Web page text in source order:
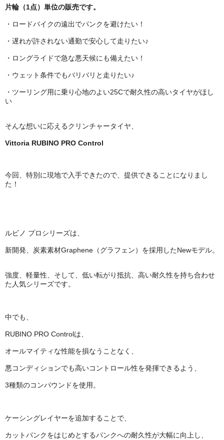
片輪（1点）単位の販売です。
・ロードバイクの遠出でパンクを避けたい！
・遅れが許されない通勤で安心して走りたい♪
・ロングライドで急な悪天候にも備えたい！
・ウェット条件でもバリバリと走りたい♪
・ツーリング用に乗り心地のよい25Cで耐久性の高いタイヤがほし
い
そんな想いに応えるクリンチャータイヤ、
Vittoria RUBINO PRO Control
今回、特別に現地で入手できたので、提供できることになりまし
た！
ルビノ プロシリーズは、
新開発、炭素素材Graphene（グラフェン）を採用したNewモデル。
強度、軽量性、そして、低い転がり抵抗、高い耐久性を持ち合わせ
た人気シリーズです。
中でも、
RUBINO PRO Controlは、
オールマイティな性能を損なうことなく、
悪コンディションでも高いコントロール性を発揮できるよう、
3種類のコンパウンドを使用。
ケーシングレイヤーを追加することで、
カットパンクをはじめとするパンクへの耐久性が大幅に向上し、